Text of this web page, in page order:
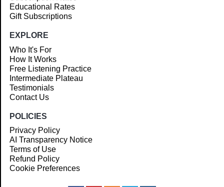
Educational Rates
Gift Subscriptions
EXPLORE
Who It's For
How It Works
Free Listening Practice
Intermediate Plateau
Testimonials
Contact Us
POLICIES
Privacy Policy
AI Transparency Notice
Terms of Use
Refund Policy
Cookie Preferences